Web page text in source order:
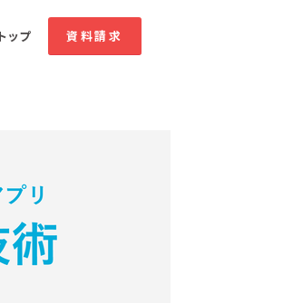
ップ 資料請求
台・パフォーマンス
ド・飲食店